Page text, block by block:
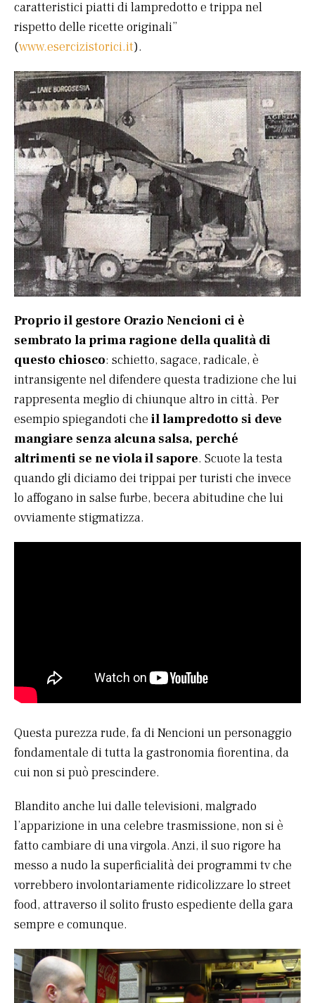
caratteristici piatti di lampredotto e trippa nel
rispetto delle ricette originali”
(www.esercizistorici.it).
Proprio il gestore Orazio Nencioni ci è
sembrato la prima ragione della qualità di
questo chiosco: schietto, sagace, radicale, è
intransigente nel difendere questa tradizione che lui
rappresenta meglio di chiunque altro in città. Per
esempio spiegandoti che il lampredotto si deve
mangiare senza alcuna salsa, perché
altrimenti se ne viola il sapore. Scuote la testa
quando gli diciamo dei trippai per turisti che invece
lo affogano in salse furbe, becera abitudine che lui
ovviamente stigmatizza.
Questa purezza rude, fa di Nencioni un personaggio
fondamentale di tutta la gastronomia fiorentina, da
cui non si può prescindere.
Blandito anche lui dalle televisioni, malgrado
l’apparizione in una celebre trasmissione, non si è
fatto cambiare di una virgola. Anzi, il suo rigore ha
messo a nudo la superficialità dei programmi tv che
vorrebbero involontariamente ridicolizzare lo street
food, attraverso il solito frusto espediente della gara
sempre e comunque.